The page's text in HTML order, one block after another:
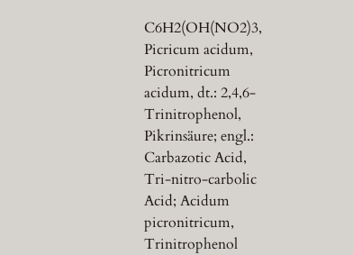
C6H2(OH(NO2)3,
Picricum acidum,
Picronitricum
acidum, dt.: 2,4,6-
Trinitrophenol,
Pikrinsäure; engl.:
Carbazotic Acid,
Tri-nitro-carbolic
Acid; Acidum
picronitricum,
Trinitrophenol